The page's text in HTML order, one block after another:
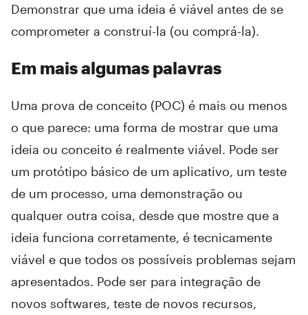
Demonstrar que uma ideia é viável antes de se
comprometer a construí-la (ou comprá-la).
Em mais algumas palavras
Uma prova de conceito (POC) é mais ou menos
o que parece: uma forma de mostrar que uma
ideia ou conceito é realmente viável. Pode ser
um protótipo básico de um aplicativo, um teste
de um processo, uma demonstração ou
qualquer outra coisa, desde que mostre que a
ideia funciona corretamente, é tecnicamente
viável e que todos os possíveis problemas sejam
apresentados. Pode ser para integração de
novos softwares, teste de novos recursos,